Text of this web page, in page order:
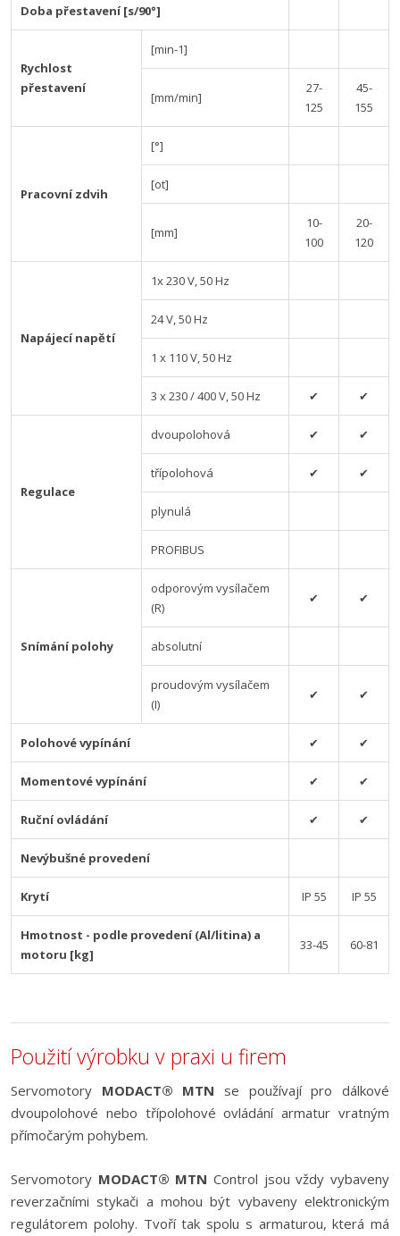
Doba přestavení [s/90°]
Rychlost
přestavení
[min-1]
[mm/min]
27-
125
45-
155
Pracovní zdvih
[°]
[ot]
[mm]
10-
100
20-
120
Napájecí napětí
1x 230 V, 50 Hz
24 V, 50 Hz
1 x 110 V, 50 Hz
3 x 230 / 400 V, 50 Hz ✔ ✔
Regulace
dvoupolohová ✔ ✔
třípolohová ✔ ✔
plynulá
PROFIBUS
Snímání polohy
odporovým vysílačem
(R)
✔ ✔
absolutní
proudovým vysílačem
(I)
✔ ✔
Polohové vypínání ✔ ✔
Momentové vypínání ✔ ✔
Ruční ovládání ✔ ✔
Nevýbušné provedení
Krytí IP 55 IP 55
Hmotnost - podle provedení (Al/litina) a
motoru [kg]
33-45 60-81
Použití výrobku v praxi u firem
Servomotory MODACT® MTN se používají pro dálkové
dvoupolohové nebo třípolohové ovládání armatur vratným
přímočarým pohybem.
Servomotory MODACT® MTN Control jsou vždy vybaveny
reverzačními stykači a mohou být vybaveny elektronickým
regulátorem polohy. Tvoří tak spolu s armaturou, která má